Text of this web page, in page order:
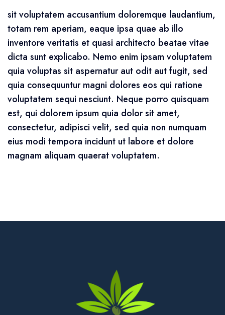
sit voluptatem accusantium doloremque laudantium,
totam rem aperiam, eaque ipsa quae ab illo
inventore veritatis et quasi architecto beatae vitae
dicta sunt explicabo. Nemo enim ipsam voluptatem
quia voluptas sit aspernatur aut odit aut fugit, sed
quia consequuntur magni dolores eos qui ratione
voluptatem sequi nesciunt. Neque porro quisquam
est, qui dolorem ipsum quia dolor sit amet,
consectetur, adipisci velit, sed quia non numquam
eius modi tempora incidunt ut labore et dolore
magnam aliquam quaerat voluptatem.